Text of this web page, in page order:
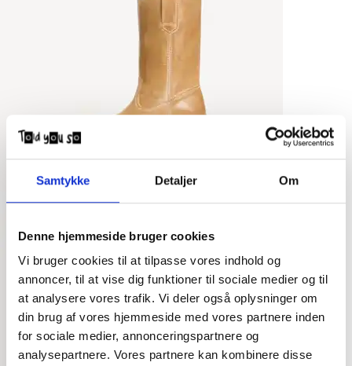
Samtykke Detaljer Om
Denne hjemmeside bruger cookies
Vi bruger cookies til at tilpasse vores indhold og
annoncer, til at vise dig funktioner til sociale medier og til
at analysere vores trafik. Vi deler også oplysninger om
din brug af vores hjemmeside med vores partnere inden
for sociale medier, annonceringspartnere og
analysepartnere. Vores partnere kan kombinere disse